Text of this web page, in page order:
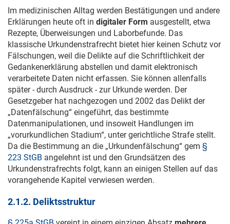
Im medizinischen Alltag werden Bestätigungen und andere
Erklärungen heute oft in digitaler Form ausgestellt, etwa
Rezepte, Überweisungen und Laborbefunde. Das
klassische Urkundenstrafrecht bietet hier keinen Schutz vor
Fälschungen, weil die Delikte auf die Schriftlichkeit der
Gedankenerklärung abstellen und damit elektronisch
verarbeitete Daten nicht erfassen. Sie können allenfalls
später - durch Ausdruck - zur Urkunde werden. Der
Gesetzgeber hat nachgezogen und 2002 das Delikt der
„Datenfälschung“ eingeführt, das bestimmte
Datenmanipulationen, und insoweit Handlungen im
„vorurkundlichen Stadium“, unter gerichtliche Strafe stellt.
Da die Bestimmung an die „Urkundenfälschung“ gem §
223 StGB angelehnt ist und den Grundsätzen des
Urkundenstrafrechts folgt, kann an einigen Stellen auf das
vorangehende Kapitel verwiesen werden.
2.1.2. Deliktsstruktur